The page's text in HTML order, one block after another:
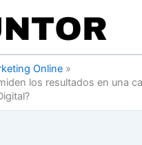
Online
los resultados en una